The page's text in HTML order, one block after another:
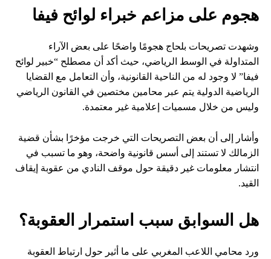
هجوم على مزاعم خبراء لوائح فيفا
وشهدت تصريحات بلحاج هجومًا واضحًا على بعض الآراء
المتداولة في الوسط الرياضي، حيث أكد أن مصطلح “خبير لوائح
فيفا” لا وجود له من الناحية القانونية، وأن التعامل مع القضايا
الرياضية الدولية يتم عبر محامين مختصين في القانون الرياضي
وليس من خلال مسميات إعلامية غير معتمدة.
وأشار إلى أن بعض التصريحات التي خرجت مؤخرًا بشأن قضية
الزمالك لا تستند إلى أسس قانونية واضحة، وهو ما تسبب في
انتشار معلومات غير دقيقة حول موقف النادي من عقوبة إيقاف
القيد.
هل السوابق سبب استمرار العقوبة؟
ورد محامي اللاعب المغربي على ما أثير حول ارتباط العقوبة